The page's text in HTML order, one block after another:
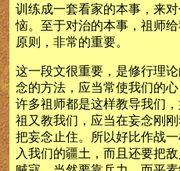
训练成一套看家的本事，来
恼。至于对治的本事，祖师
原则，非常的重要。
这一段文很重要，是修行理
念的方法，应当常使我们的心
许多祖师都是这样教导我们
祖又教我们，应当在妄念刚
把妄念止住。所以好比作战
入我们的疆土，而且还要把